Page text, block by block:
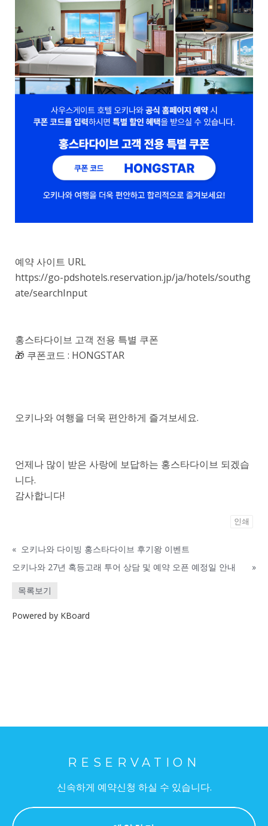
예약 사이트 URL
https://go-pdshotels.reservation.jp/ja/hotels/southg
ate/searchInput
홍스타다이브 고객 전용 특별 쿠폰
🎁 쿠폰코드 : HONGSTAR
오키나와 여행을 더욱 편안하게 즐겨보세요.
언제나 많이 받은 사랑에 보답하는 홍스타다이브 되겠습
니다.
감사합니다!
인쇄
« 오키나와 다이빙 홍스타다이브 후기왕 이벤트
오키나와 27년 혹등고래 투어 상담 및 예약 오픈 예정일 안내
»
목록보기
Powered by KBoard
RESERVATION
신속하게 예약신청 하실 수 있습니다.